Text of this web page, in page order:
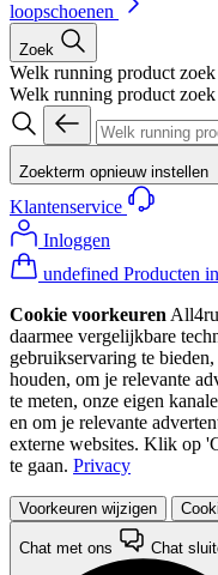
loopschoenen
Zoek
Welk running product zoek
Welk running product zoek
Zoekterm opnieuw instellen
Klantenservice
Inloggen
undefined Producten
Cookie voorkeuren
daarmee vergelijkbare
gebruikservaring te
houden, om je relevante
te meten, onze eigen
en om je relevante
externe websites. Klik op
te gaan. Privacy
Voorkeuren wijzigen
Chat met ons Chat